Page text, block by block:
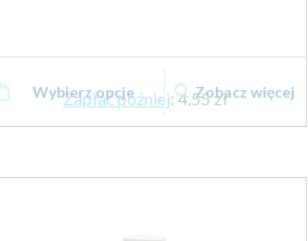
brutto
do
58.41 zł
Zapłać później:4,55 zł
Wybierz opcje
produkt
ma
wariantów.
Zobacz więcej